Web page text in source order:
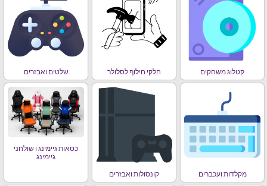
קטלוג משחקים חלקי חילוף לסלולר שלטים ואבזרים
מקלדות ועכברים קונסולות ואבזרים
כסאות גיימינג ו שולחני
גיימינג